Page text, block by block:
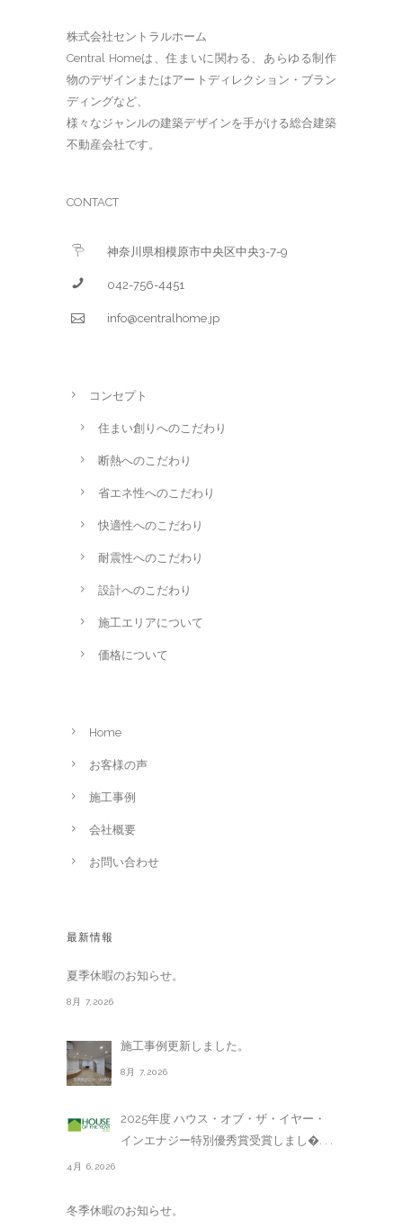
株式会社セントラルホーム
Central Homeは、住まいに関わる、あらゆる制作
物のデザインまたはアートディレクション・ブラン
ディングなど、
様々なジャンルの建築デザインを手がける総合建築
不動産会社です。
CONTACT
神奈川県相模原市中央区中央3-7-9
042-756-4451
info@centralhome.jp
コンセプト
住まい創りへのこだわり
断熱へのこだわり
省エネ性へのこだわり
快適性へのこだわり
耐震性へのこだわり
設計へのこだわり
施工エリアについて
価格について
Home
お客様の声
施工事例
会社概要
お問い合わせ
最新情報
夏季休暇のお知らせ。
8月 7,2026
施工事例更新しました。
8月 7,2026
2025年度 ハウス・オブ・ザ・イヤー・
インエナジー特別優秀賞受賞しまし�. . .
4月 6,2026
冬季休暇のお知らせ。